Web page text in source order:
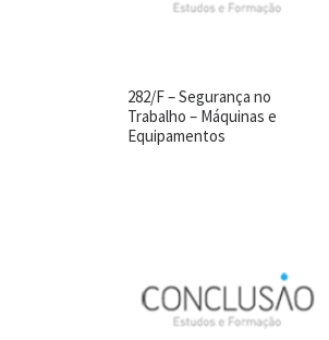
282/F – Segurança no
Trabalho – Máquinas e
Equipamentos